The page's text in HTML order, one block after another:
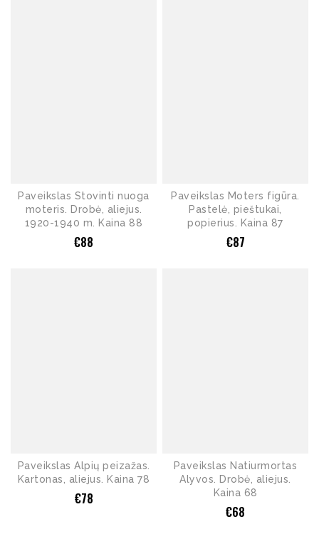
Paveikslas Stovinti nuoga
moteris. Drobė, aliejus.
1920-1940 m. Kaina 88
€88
Paveikslas Moters figūra.
Pastelė, pieštukai,
popierius. Kaina 87
€87
Paveikslas Alpių peizažas.
Kartonas, aliejus. Kaina 78
€78
Paveikslas Natiurmortas
Alyvos. Drobė, aliejus.
Kaina 68
€68